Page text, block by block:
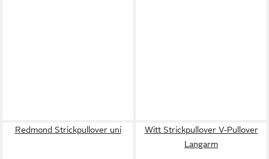
Redmond Strickpullover uni
Witt Strickpullover V-Pullover
Langarm